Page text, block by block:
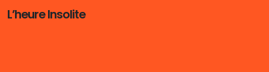
L’heure Insolite